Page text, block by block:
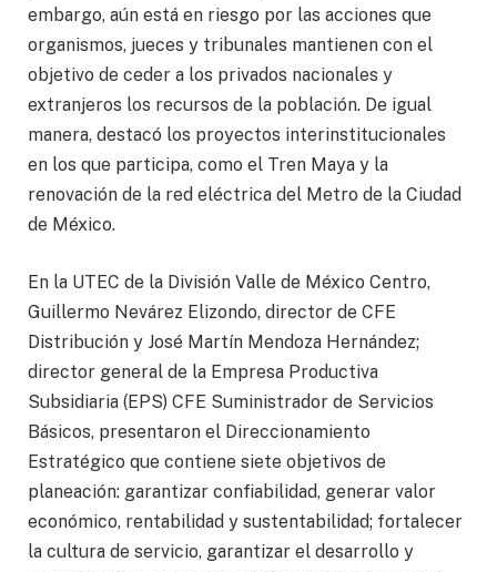
embargo, aún está en riesgo por las acciones que
organismos, jueces y tribunales mantienen con el
objetivo de ceder a los privados nacionales y
extranjeros los recursos de la población. De igual
manera, destacó los proyectos interinstitucionales
en los que participa, como el Tren Maya y la
renovación de la red eléctrica del Metro de la Ciudad
de México.
En la UTEC de la División Valle de México Centro,
Guillermo Nevárez Elizondo, director de CFE
Distribución y José Martín Mendoza Hernández;
director general de la Empresa Productiva
Subsidiaria (EPS) CFE Suministrador de Servicios
Básicos, presentaron el Direccionamiento
Estratégico que contiene siete objetivos de
planeación: garantizar confiabilidad, generar valor
económico, rentabilidad y sustentabilidad; fortalecer
la cultura de servicio, garantizar el desarrollo y